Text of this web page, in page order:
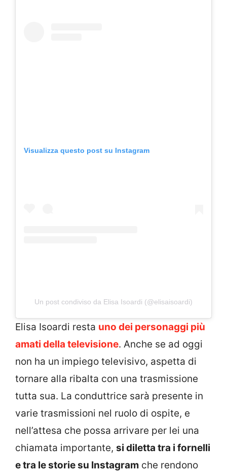
Visualizza questo post su Instagram
Un post condiviso da Elisa Isoardi (@elisaisoardi)
Elisa Isoardi resta uno dei personaggi più
amati della televisione. Anche se ad oggi
non ha un impiego televisivo, aspetta di
tornare alla ribalta con una trasmissione
tutta sua. La conduttrice sarà presente in
varie trasmissioni nel ruolo di ospite, e
nell’attesa che possa arrivare per lei una
chiamata importante, si diletta tra i fornelli
e tra le storie su Instagram che rendono